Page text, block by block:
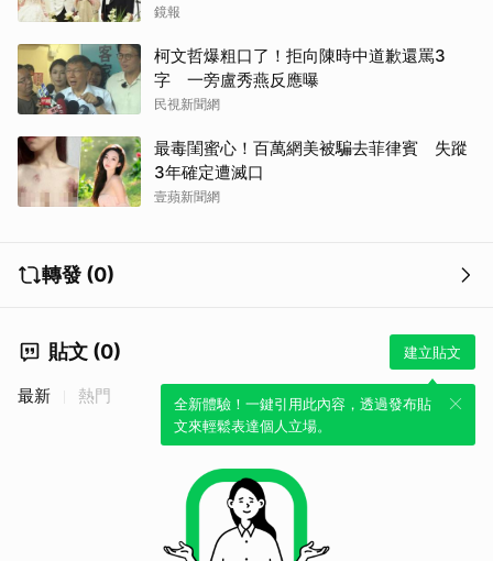
離開嗎？
鏡報
柯文哲爆粗口了！拒向陳時中道歉還罵3
字 一旁盧秀燕反應曝
民視新聞網
最毒閨蜜心！百萬網美被騙去菲律賓 失蹤
3年確定遭滅口
壹蘋新聞網
轉發 (0)
貼文 (0) 建立貼文
全新體驗！一鍵引用此內容，透過發布貼
文來輕鬆表達個人立場。
最新 熱門